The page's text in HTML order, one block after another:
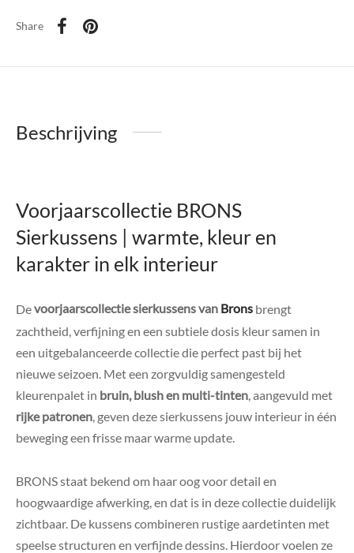
Share
Beschrijving
Voorjaarscollectie BRONS
Sierkussens | warmte, kleur en
karakter in elk interieur
Devoorjaarscollectie sierkussens van Brons brengt
zachtheid, verfijning en een subtiele dosis kleur samen in
een uitgebalanceerde collectie die perfect past bij het
nieuwe seizoen. Met een zorgvuldig samengesteld
kleurenpalet in bruin, blush en multi-tinten, aangevuld met
rijke patronen, geven deze sierkussens jouw interieur in één
beweging een frisse maar warme update.
BRONS staat bekend om haar oog voor detail en
hoogwaardige afwerking, en dat is in deze collectie duidelijk
zichtbaar. De kussens combineren rustige aardetinten met
speelse structuren en verfijnde dessins. Hierdoor voelen ze